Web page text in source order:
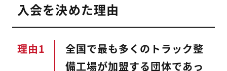
⼊会を決めた理由
理由
全国で最も多くのトラック整
備工場が加盟する団体であっ